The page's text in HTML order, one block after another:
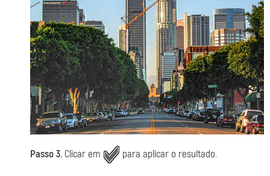
Passo 3. Clicar em para aplicar o resultado.